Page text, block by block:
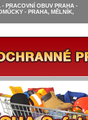
PRACOVNÍ OBUV PRAHA -
- PRAHA, MĚLNÍK,